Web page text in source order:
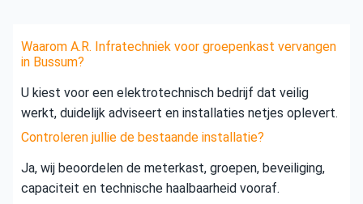
Waarom A.R. Infratechniek voor groepenkast vervangen
in Bussum?
U kiest voor een elektrotechnisch bedrijf dat veilig
werkt, duidelijk adviseert en installaties netjes oplevert.
Controleren jullie de bestaande installatie?
Ja, wij beoordelen de meterkast, groepen, beveiliging,
capaciteit en technische haalbaarheid vooraf.